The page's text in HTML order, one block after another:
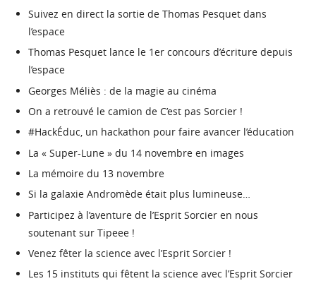
Suivez en direct la sortie de Thomas Pesquet dans
l’espace
Thomas Pesquet lance le 1er concours d’écriture depuis
l’espace
Georges Méliès : de la magie au cinéma
On a retrouvé le camion de C’est pas Sorcier !
#HackÉduc, un hackathon pour faire avancer l’éducation
La « Super-Lune » du 14 novembre en images
La mémoire du 13 novembre
Si la galaxie Andromède était plus lumineuse…
Participez à l’aventure de l’Esprit Sorcier en nous
soutenant sur Tipeee !
Venez fêter la science avec l’Esprit Sorcier !
Les 15 instituts qui fêtent la science avec l’Esprit Sorcier